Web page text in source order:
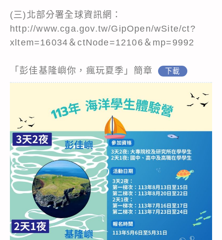
(三)北部分署全球資訊網：
http://www.cga.gov.tw/GipOpen/wSite/ct?
xltem=16034＆ctNode=12106＆mp=9992
「彭佳基隆嶼你，瘋玩夏季」簡章 下載